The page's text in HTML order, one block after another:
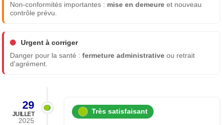
Non-conformités importantes : mise en demeure et nouveau
contrôle prévu.
Urgent à corriger
Danger pour la santé :fermeture administrative ou retrait
d'agrément.
29
JUILLET
2025
Très satisfaisant